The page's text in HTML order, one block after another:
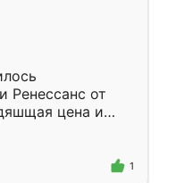
Ренессанс от
цена и
Приехавший
самый
1